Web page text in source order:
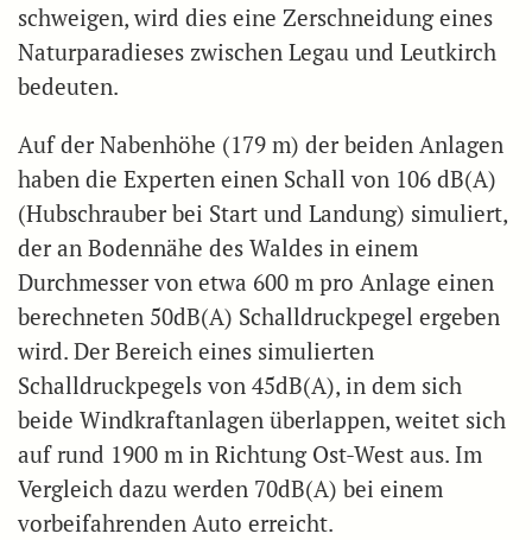
schweigen, wird dies eine Zerschneidung eines
Naturparadieses zwischen Legau und Leutkirch
bedeuten.
Auf der Nabenhöhe (179 m) der beiden Anlagen
haben die Experten einen Schall von 106 dB(A)
(Hubschrauber bei Start und Landung) simuliert,
der an Bodennähe des Waldes in einem
Durchmesser von etwa 600 m pro Anlage einen
berechneten 50dB(A) Schalldruckpegel ergeben
wird. Der Bereich eines simulierten
Schalldruckpegels von 45dB(A), in dem sich
beide Windkraftanlagen überlappen, weitet sich
auf rund 1900 m in Richtung Ost-West aus. Im
Vergleich dazu werden 70dB(A) bei einem
vorbeifahrenden Auto erreicht.